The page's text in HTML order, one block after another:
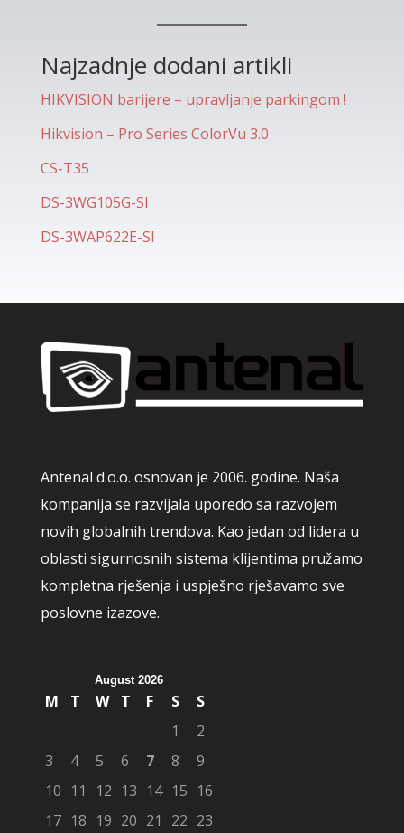
Najzadnje dodani artikli
HIKVISION barijere – upravljanje parkingom !
Hikvision – Pro Series ColorVu 3.0
CS-T35
DS-3WG105G-SI
DS-3WAP622E-SI
Antenal d.o.o. osnovan je 2006. godine. Naša
kompanija se razvijala uporedo sa razvojem
novih globalnih trendova. Kao jedan od lidera u
oblasti sigurnosnih sistema klijentima pružamo
kompletna rješenja i uspješno rješavamo sve
poslovne izazove.
August 2026
M T W T F S
S
1
2
3
4 5 6 7 8
9
10 11 12 13 14 15 16
17 18 19 20 21 22 23